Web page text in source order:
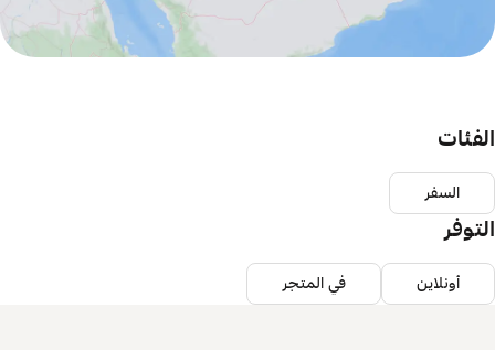
الفئات
السفر
التوفر
أونلاين في المتجر